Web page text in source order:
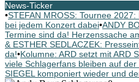
News-Ticker
•STEFAN MROSS: Tournee
bei jedem Konzert dabei•ANDY
Termine sind da! Herzenssache
& ESTHER SEDLACZEK:
da!•Kolumne: ARD setzt mit ARD
viele Schlagerfans bleiben auf der
SIEGEL komponiert wieder und